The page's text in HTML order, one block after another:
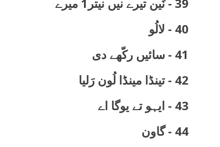
44 - گاون
43 - ایہو تے یوگا اے
42 - تینڈا مینڈا لُون رَلیا
41 - سائیں رکّھے دی
40 - لالُو